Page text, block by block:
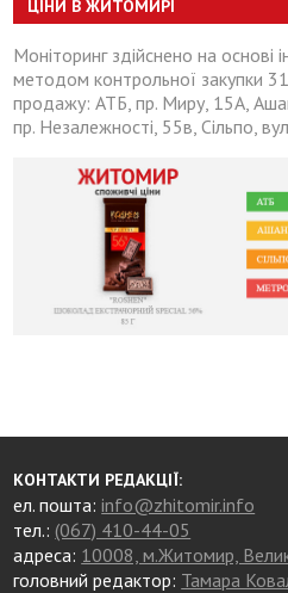
ЦІНИ В ЖИТОМИРІ
Моніторинг здійснено на основі
методом контрольної закупки
продажу: АТБ, пр. Миру, 15А,
пр. Незалежності, 55в, Сільпо,
КОНТАКТИ РЕДАКЦІЇ:
ел. пошта:info@zhitomir.info
тел.: (067) 410-44-05
адреса: 10008, м.Житомир,
головний редактор: Тамара